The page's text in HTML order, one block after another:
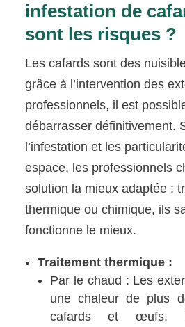
infestation de
sont les risques ?
Les cafards sont des
grâce à l’intervention des
professionnels, il est
débarrasser définitivement.
l’infestation et les
espace, les professionnels
solution la mieux adaptée :
thermique ou chimique, ils
fonctionne le mieux.
Traitement thermique :
Par le chaud : Les
une chaleur de plus
cafards et œufs.